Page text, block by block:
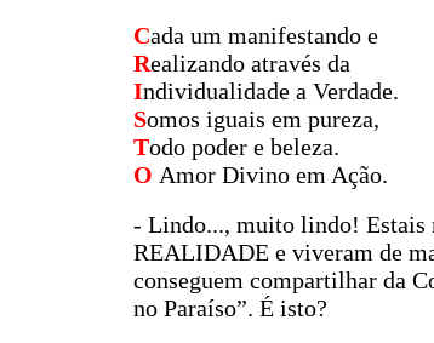
Cada um manifestando e
Realizando através da
Individualidade a Verdade.
Somos iguais em pureza,
Todo poder e beleza.
O Amor Divino em Ação.
- Lindo..., muito lindo! Estais
REALIDADE e viveram de
conseguem compartilhar da
no Paraíso”. É isto?